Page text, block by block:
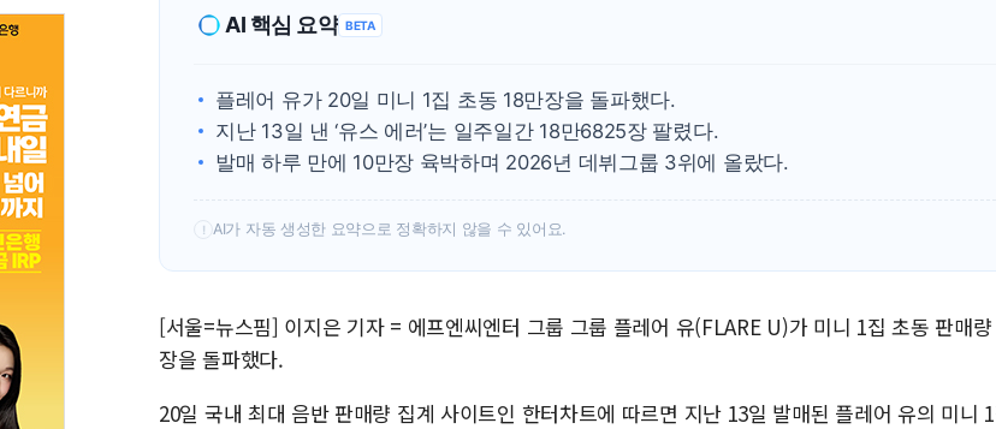
우크라 드론 전술, 중남
주한미군 "오산기지 누
구미 폐염산처리업체서
AI 핵심 요약 BETA
플레어 유가 20일 미니 1집 초동 18만장을 돌파했다.
지난 13일 낸 ‘유스 에러’는 일주일간 18만6825장 팔렸다.
발매 하루 만에 10만장 육박하며 2026년 데뷔그룹 3위에 올랐다.
! AI가 자동 생성한 요약으로 정확하지 않을 수 있어요.
[서울=뉴스핌] 이지은 기자 = 에프엔씨엔터 그룹 그룹 플레어 유(FLARE U)가 미니 1집 초동 판매
장을 돌파했다.
20일 국내 최대 음반 판매량 집계 사이트인 한터차트에 따르면 지난 13일 발매된 플레어 유의 미니